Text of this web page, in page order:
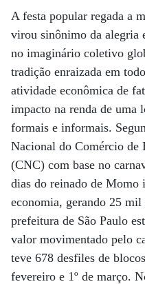
A festa popular regada a
virou sinônimo da alegria
no imaginário coletivo
tradição enraizada em
atividade econômica de
impacto na renda de uma
formais e informais.
Nacional do Comércio de
(CNC) com base no
dias do reinado de Momo
economia, gerando 25
prefeitura de São Paulo
valor movimentado pelo
teve 678 desfiles de
fevereiro e 1º de março.